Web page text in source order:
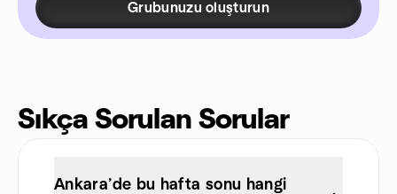
Grubunuzu oluşturun
Sıkça Sorulan Sorular
Ankara’de bu hafta sonu hangi